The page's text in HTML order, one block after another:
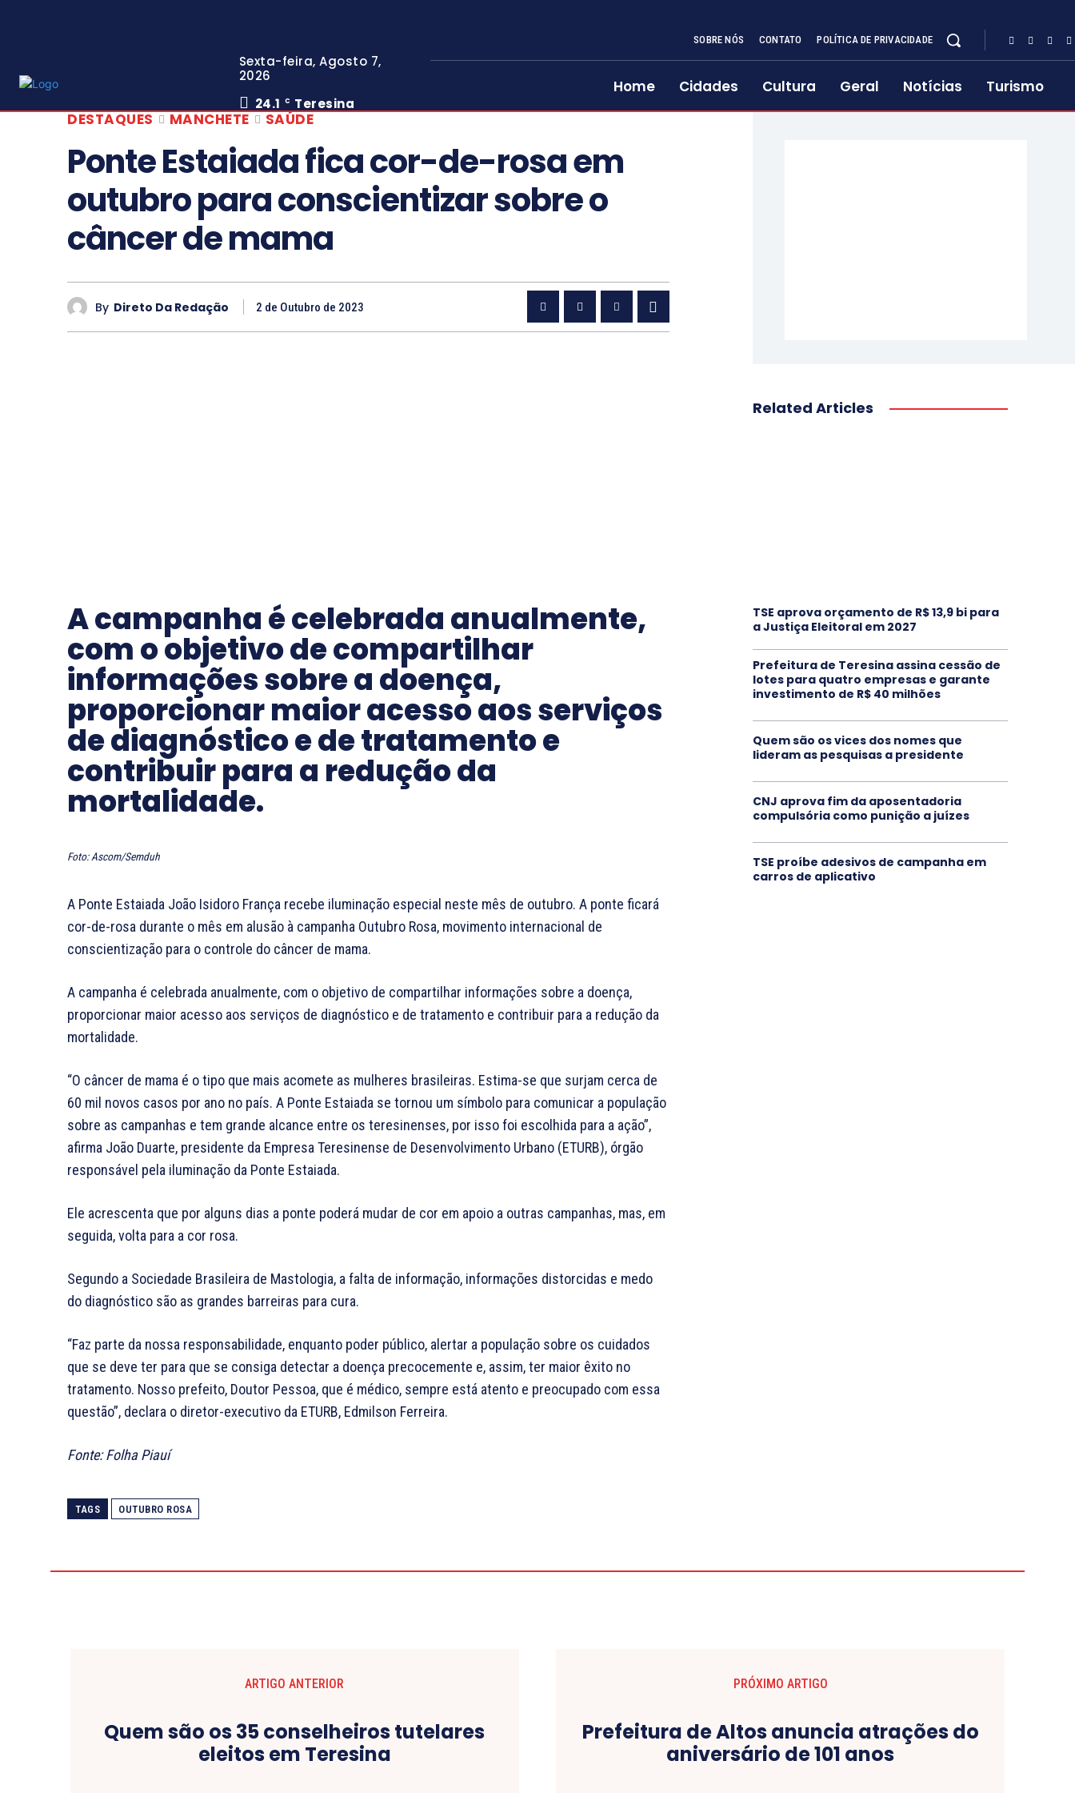
Sexta-feira, Agosto 7,
2026
24.1
C Teresina
SOBRE NÓS CONTATO POLÍTICA DE PRIVACIDADE
Home Cidades Cultura Geral Notícias
Turismo
DESTAQUES
MANCHETE SAÚDE
Ponte Estaiada fica cor-de-rosa em
outubro para conscientizar sobre o
câncer de mama
By Direto Da Redação 2 de Outubro de 2023
A campanha é celebrada anualmente,
com o objetivo de compartilhar
informações sobre a doença,
proporcionar maior acesso aos serviços
de diagnóstico e de tratamento e
contribuir para a redução da
mortalidade.
Foto: Ascom/Semduh
A Ponte Estaiada João Isidoro França recebe iluminação especial neste mês de outubro. A ponte ficará
cor-de-rosa durante o mês em alusão à campanha Outubro Rosa, movimento internacional de
conscientização para o controle do câncer de mama.
A campanha é celebrada anualmente, com o objetivo de compartilhar informações sobre a doença,
proporcionar maior acesso aos serviços de diagnóstico e de tratamento e contribuir para a redução da
mortalidade.
“O câncer de mama é o tipo que mais acomete as mulheres brasileiras. Estima-se que surjam cerca de
60 mil novos casos por ano no país. A Ponte Estaiada se tornou um símbolo para comunicar a população
sobre as campanhas e tem grande alcance entre os teresinenses, por isso foi escolhida para a ação”,
afirma João Duarte, presidente da Empresa Teresinense de Desenvolvimento Urbano (ETURB), órgão
responsável pela iluminação da Ponte Estaiada.
Ele acrescenta que por alguns dias a ponte poderá mudar de cor em apoio a outras campanhas, mas, em
seguida, volta para a cor rosa.
Segundo a Sociedade Brasileira de Mastologia, a falta de informação, informações distorcidas e medo
do diagnóstico são as grandes barreiras para cura.
“Faz parte da nossa responsabilidade, enquanto poder público, alertar a população sobre os cuidados
que se deve ter para que se consiga detectar a doença precocemente e, assim, ter maior êxito no
tratamento. Nosso prefeito, Doutor Pessoa, que é médico, sempre está atento e preocupado com essa
questão”, declara o diretor-executivo da ETURB, Edmilson Ferreira.
Fonte: Folha Piauí
TAGS OUTUBRO ROSA
Related Articles
TSE aprova orçamento de R$ 13,9 bi para
a Justiça Eleitoral em 2027
Prefeitura de Teresina assina cessão de
lotes para quatro empresas e garante
investimento de R$ 40 milhões
Quem são os vices dos nomes que
lideram as pesquisas a presidente
CNJ aprova fim da aposentadoria
compulsória como punição a juízes
TSE proíbe adesivos de campanha em
carros de aplicativo
ARTIGO ANTERIOR
Quem são os 35 conselheiros tutelares
eleitos em Teresina
PRÓXIMO ARTIGO
Prefeitura de Altos anuncia atrações do
aniversário de 101 anos